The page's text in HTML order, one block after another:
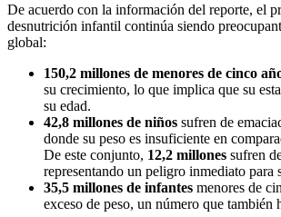
De acuerdo con la información del reporte, el
desnutrición infantil continúa siendo
global:
150,2 millones de menores de cinco
su crecimiento, lo que implica que su
su edad.
42,8 millones de niños sufren de
donde su peso es insuficiente en
De este conjunto, 12,2 millones sufren
representando un peligro inmediato para
35,5 millones de infantes menores de
exceso de peso, un número que también